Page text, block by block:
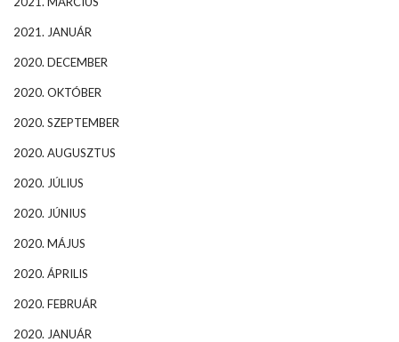
2021. JANUÁR
2020. DECEMBER
2020. OKTÓBER
2020. SZEPTEMBER
2020. AUGUSZTUS
2020. JÚLIUS
2020. JÚNIUS
2020. MÁJUS
2020. ÁPRILIS
2020. FEBRUÁR
2020. JANUÁR